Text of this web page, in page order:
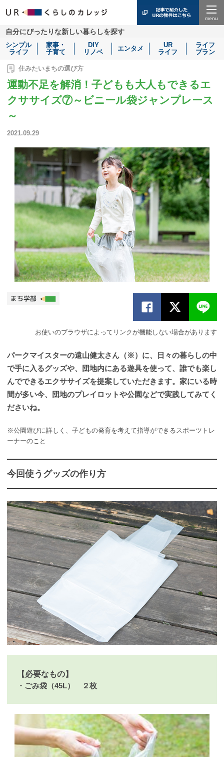
自分にぴったりな新しい暮らしを探す
シンプル
ライフ
家事・
子育て
DIY
リノベ
エンタメ
UR
ライフ
ライフ
プラン
住みたいまちの選び方
運動不足を解消！子どもも大人もできるエ
クササイズ⑦～ビニール袋ジャンプレース
～
2021.09.29
お使いのブラウザによってリンクが機能しない場合があります
パークマイスターの遠山健太さん（※）に、日々の暮らしの中
で手に入るグッズや、団地内にある遊具を使って、誰でも楽し
んでできるエクササイズを提案していただきます。家にいる時
間が多い今、団地のプレイロットや公園などで実践してみてく
ださいね。
※公園遊びに詳しく、子どもの発育を考えて指導ができるスポーツトレ
ーナーのこと
今回使うグッズの作り方
【必要なもの】
・ごみ袋（45L） ２枚